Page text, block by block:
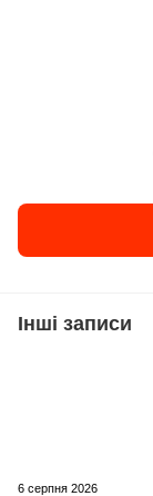
Інші записи
6 серпня 2026